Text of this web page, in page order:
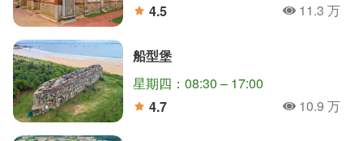
4.5
人氣11.3 万
船型堡
星期四：08:30 – 17:00
4.7
人氣10.9 万